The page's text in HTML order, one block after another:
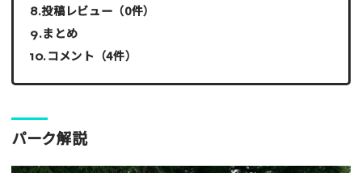
投稿レビュー（0件）
まとめ
コメント（4件）
パーク解説